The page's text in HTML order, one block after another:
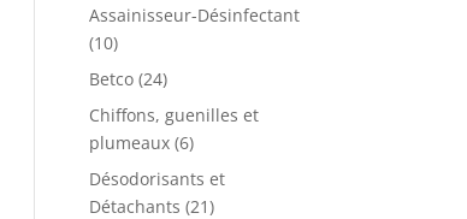
Assainisseur-Désinfectant
(10)
Betco (24)
Chiffons, guenilles et
plumeaux (6)
Désodorisants et
Détachants (21)